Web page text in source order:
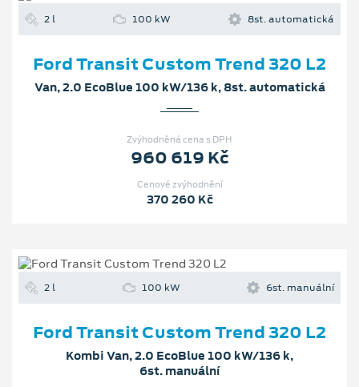
2 l 100 kW 8st. automatická
Ford Transit Custom Trend 320 L2
Van, 2.0 EcoBlue 100 kW/136 k, 8st. automatická
Zvýhodněná cena s DPH
960 619 Kč
Cenové zvýhodnění
370 260 Kč
2 l 100 kW 6st. manuální
Ford Transit Custom Trend 320 L2
Kombi Van, 2.0 EcoBlue 100 kW/136 k,
6st. manuální